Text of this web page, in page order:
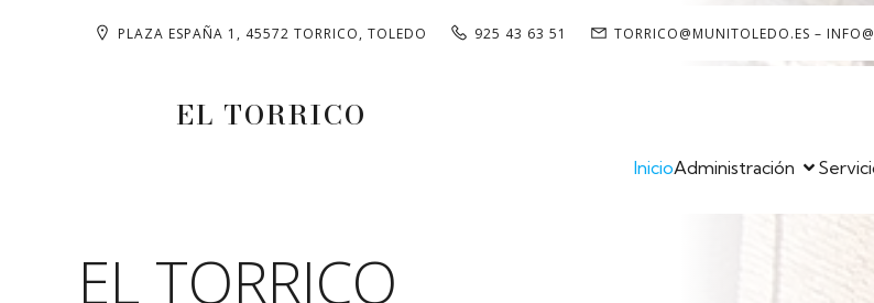
PLAZA ESPAÑA 1, 45572 TORRICO, TOLEDO 925 43 63 51 TORRICO@MUNITOLEDO.ES –
EL TORRICO
InicioAdministración
EL TORRICO